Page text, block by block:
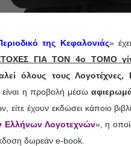
της Κεφαλονιάς»
ΓΙΑ ΤΟΝ 4ο ΤΟΜΟ
όλους τους
η προβολή μέσω
έχουν εκδώσει κάποιο
Ελλήνων Λογοτεχνών», η
δωρεάν e-book.